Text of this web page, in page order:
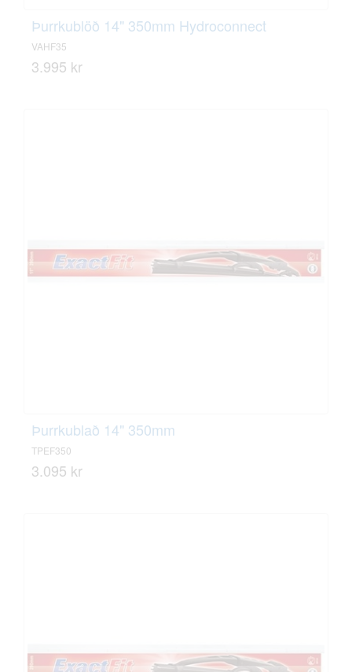
Þurrkublöð 14" 350mm Hydroconnect
VAHF35
3.995 kr
Þurrkublað 14" 350mm
TPEF350
3.095 kr